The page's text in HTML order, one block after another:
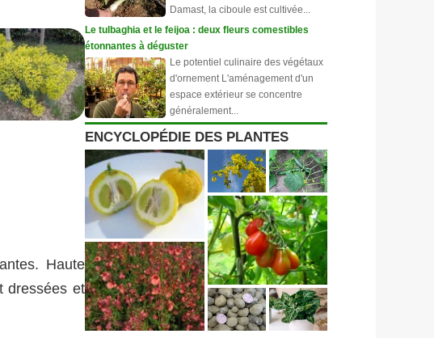
Haute
dressées et
Damast, la ciboule est cultivée...
Le tulbaghia et le feijoa : deux fleurs comestibles
étonnantes à déguster
Le potentiel culinaire des végétaux
d'ornement L'aménagement d'un
espace extérieur se concentre
généralement...
ENCYCLOPÉDIE DES PLANTES